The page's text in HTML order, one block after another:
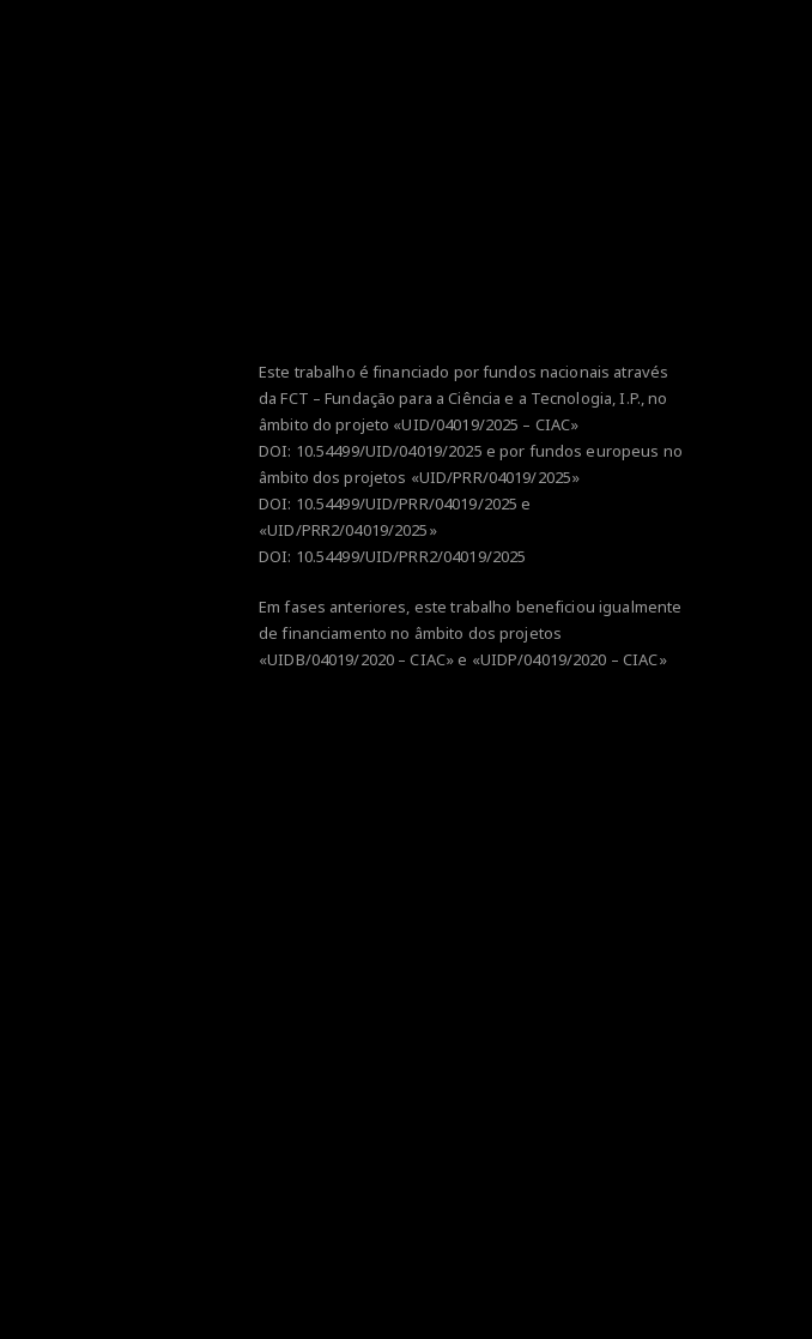
Este trabalho é financiado por fundos nacionais através
da FCT – Fundação para a Ciência e a Tecnologia, I.P., no
âmbito do projeto «UID/04019/2025 – CIAC»
DOI: 10.54499/UID/04019/2025 e por fundos europeus no
âmbito dos projetos «UID/PRR/04019/2025»
DOI: 10.54499/UID/PRR/04019/2025 e
«UID/PRR2/04019/2025»
DOI: 10.54499/UID/PRR2/04019/2025
Em fases anteriores, este trabalho beneficiou igualmente
de financiamento no âmbito dos projetos
«UIDB/04019/2020 – CIAC» e «UIDP/04019/2020 – CIAC»